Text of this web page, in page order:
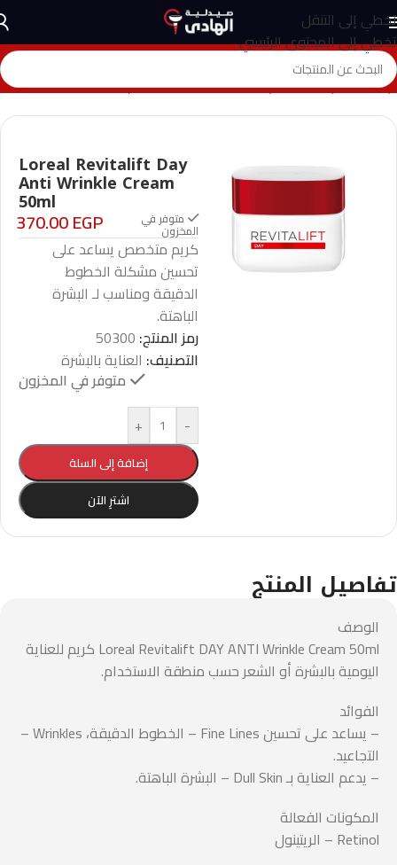
تخطي إلى التنقل
تخطي إلى المحتوى الرئيسي
الرئيسية>المتجر>العناية بالبشرة>
Loreal Revitalift Day Anti Wrinkle Cream 50ml
Loreal Revitalift Day
Anti Wrinkle Cream
50ml
متوفر في
المخزون 370.00EGP
كريم متخصص يساعد على
تحسين مشكلة الخطوط
الدقيقة ومناسب لـ البشرة
الباهتة.
رمز المنتج: 50300
التصنيف: العناية بالبشرة
متوفر في المخزون
-
+
إضافة إلى السلة
اشترِ الآن
تفاصيل المنتج
الوصف
Loreal Revitalift DAY ANTI Wrinkle Cream 50ml كريم للعناية
اليومية بالبشرة أو الشعر حسب منطقة الاستخدام.
الفوائد
– يساعد على تحسين Fine Lines – الخطوط الدقيقة، Wrinkles –
التجاعيد.
– يدعم العناية بـ Dull Skin – البشرة الباهتة.
المكونات الفعالة
Retinol – الريتينول